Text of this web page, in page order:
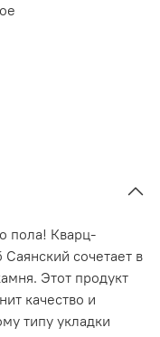
пола! Кварц-
сочетает в
Этот продукт
качество и
типу укладки